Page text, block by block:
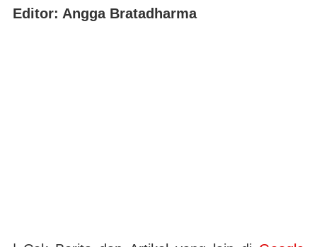
Editor: Angga Bratadharma